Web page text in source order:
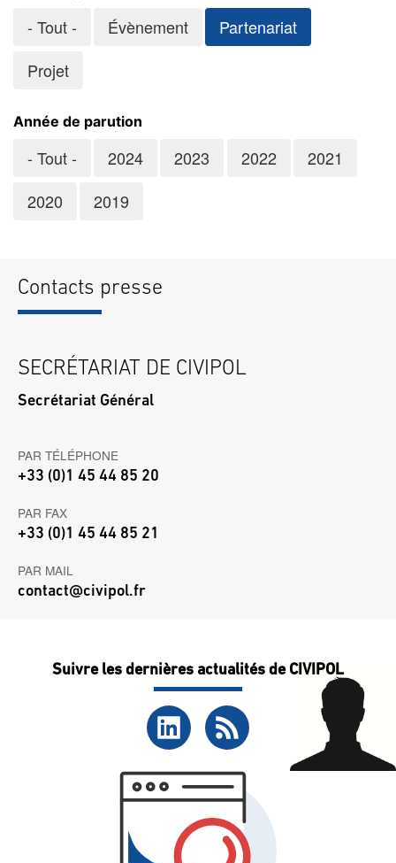
- Tout - Évènement
Partenariat
Projet
Année de parution
- Tout - 2024 2023 2022
2021
2020
2019
Contacts presse
SECRÉTARIAT DE CIVIPOL
Secrétariat Général
PAR TÉLÉPHONE
+33 (0)1 45 44 85 20
PAR FAX
+33 (0)1 45 44 85 21
PAR MAIL
contact@civipol.fr
Suivre les dernières actualités de CIVIPOL